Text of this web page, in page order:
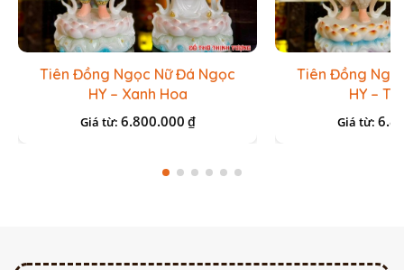
Tiên Đồng Ngọc Nữ Đá Ngọc
HY – Xanh Hoa
Giá từ: 6.800.000 ₫
Tiên Đồng
HY –
Giá từ: